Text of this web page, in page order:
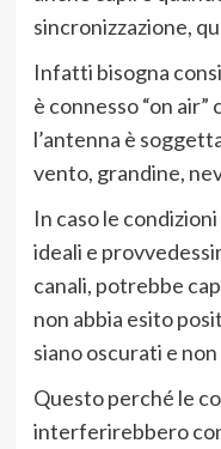
sincronizzazione,
Infatti bisogna
è connesso “on air”
l’antenna è
vento, grandine,
In caso le
ideali e
canali, potrebbe
non abbia esito
siano oscurati e
Questo perché le
interferirebbero